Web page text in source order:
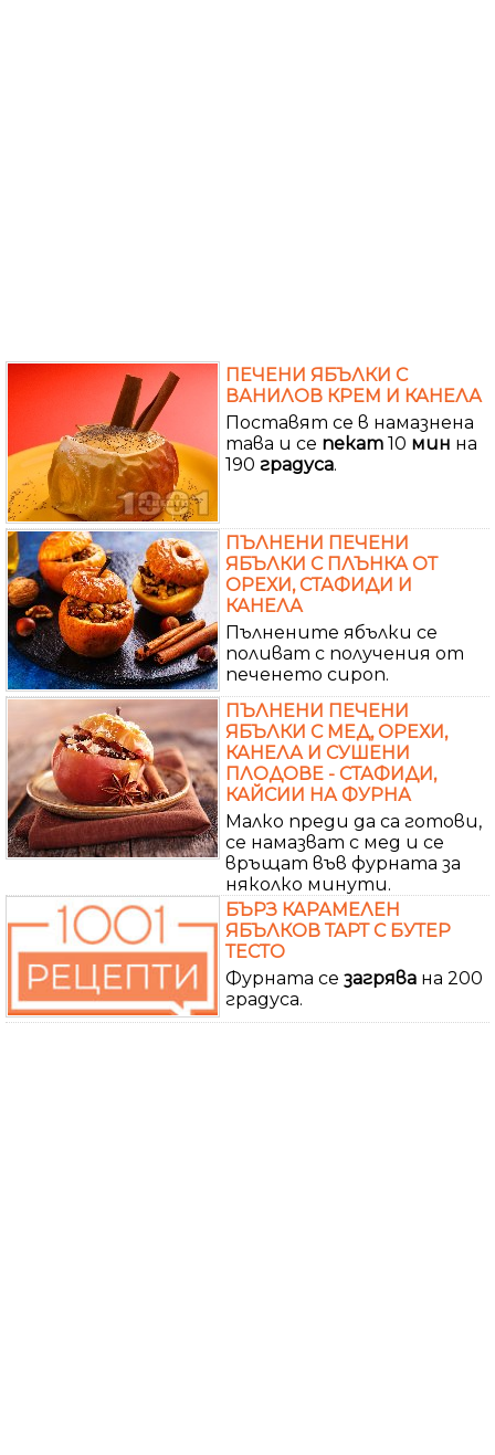
ПЕЧЕНИ ЯБЪЛКИ С
ВАНИЛОВ КРЕМ И КАНЕЛА
Поставят се в намазнена
тава и се пекат 10 мин на
190 градуса.
ПЪЛНЕНИ ПЕЧЕНИ
ЯБЪЛКИ С ПЛЪНКА ОТ
ОРЕХИ, СТАФИДИ И
КАНЕЛА
Пълнените ябълки се
поливат с получения от
печенето сироп.
ПЪЛНЕНИ ПЕЧЕНИ
ЯБЪЛКИ С МЕД, ОРЕХИ,
КАНЕЛА И СУШЕНИ
ПЛОДОВЕ - СТАФИДИ,
КАЙСИИ НА ФУРНА
Малко преди да са готови,
се намазват с мед и се
връщат във фурната за
няколко минути.
БЪРЗ КАРАМЕЛЕН
ЯБЪЛКОВ ТАРТ С БУТЕР
ТЕСТО
Фурната се загрява на 200
градуса.